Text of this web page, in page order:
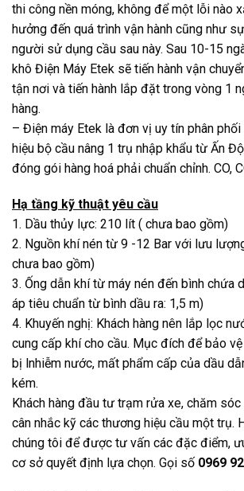
thi công nền móng, không để một lỗi nào
hưởng đến quá trình vận hành cũng như
người sử dụng cầu sau này. Sau 10-15
khô Điện Máy Etek sẽ tiến hành vận
tận nơi và tiến hành lắp đặt trong vòng 1
hàng.
– Điện máy Etek là đơn vị uy tín phân
hiệu bộ cầu nâng 1 trụ nhập khẩu từ Ấn
đóng gói hàng hoá phải chuẩn chỉnh. CO,
Hạ tầng kỹ thuật yêu cầu
1. Dầu thủy lực: 210 lít ( chưa bao gồm)
2. Nguồn khí nén từ 9 -12 Bar với lưu
chưa bao gồm)
3. Ống dẫn khí từ máy nén đến bình chứa
áp tiêu chuẩn từ bình dầu ra: 1,5 m)
4. Khuyến nghị: Khách hàng nên lắp lọc
cung cấp khí cho cầu. Mục đích để bảo
bị lnhiễm nước, mất phẩm cấp của dầu
kém.
Khách hàng đầu tư trạm rửa xe, chăm
cân nhắc kỹ các thương hiệu cầu một trụ.
chúng tôi để được tư vấn các đặc điểm,
cơ sở quyết định lựa chọn. Gọi số 0969